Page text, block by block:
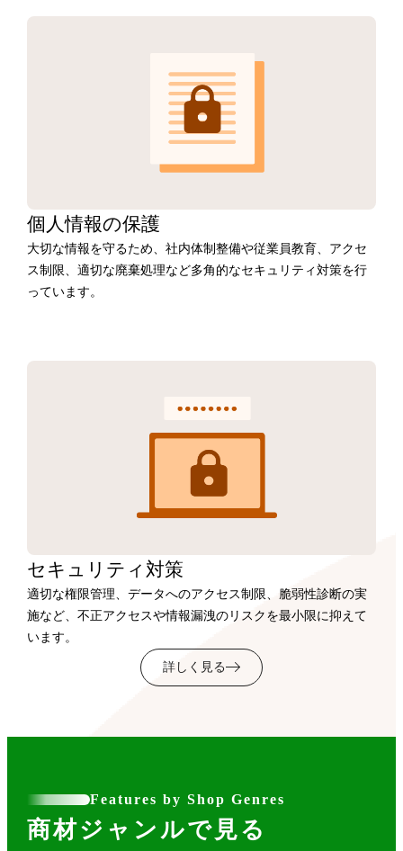
個人情報の保護
大切な情報を守るため、社内体制整備や従業員教育、アクセ
ス制限、適切な廃棄処理など多角的なセキュリティ対策を行
っています。
セキュリティ対策
適切な権限管理、データへのアクセス制限、脆弱性診断の実
施など、不正アクセスや情報漏洩のリスクを最小限に抑えて
います。
詳しく見る
Features by Shop Genres
商材ジャンルで見る